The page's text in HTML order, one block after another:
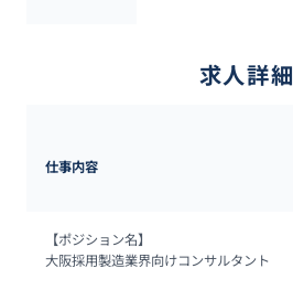
求人詳細
仕事内容
【ポジション名】
大阪採用製造業界向けコンサルタント